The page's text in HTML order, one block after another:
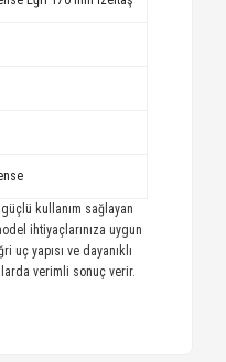
kullanım sağlayan
ihtiyaçlarınıza uygun
uç yapısı ve dayanıklı
verimli sonuç verir.